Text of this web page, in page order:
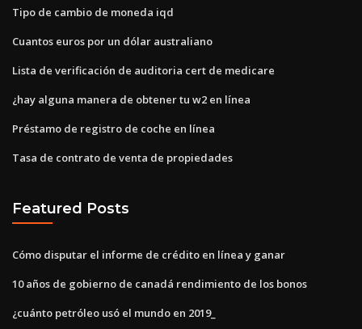
Tipo de cambio de moneda iqd
Cuantos euros por un dólar australiano
Lista de verificación de auditoria cert de medicare
¿hay alguna manera de obtener tu w2 en línea
Préstamo de registro de coche en línea
Tasa de contrato de venta de propiedades
Featured Posts
Cómo disputar el informe de crédito en línea y ganar
10 años de gobierno de canadá rendimiento de los bonos
¿cuánto petróleo usó el mundo en 2019_